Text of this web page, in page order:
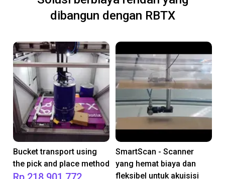
dibangun dengan RBTX
Bucket transport using
the pick and place method
SmartScan - Scanner
yang hemat biaya dan
fleksibel untuk akuisisi